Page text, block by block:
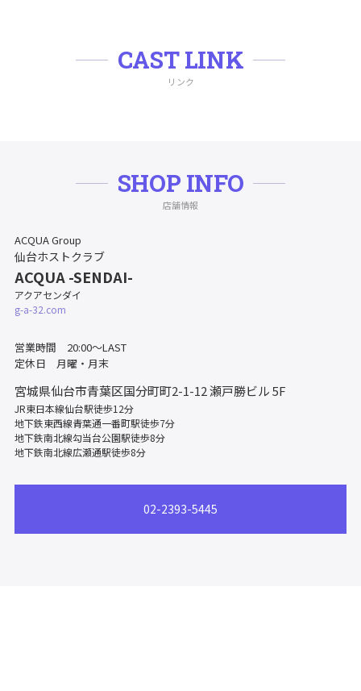
CAST LINK
リンク
SHOP INFO
店舗情報
ACQUA Group
仙台ホストクラブ
ACQUA -SENDAI-
アクアセンダイ
g-a-32.com
営業時間 20:00～LAST
定休日 月曜・月末
宮城県仙台市青葉区国分町町2-1-12瀬戸勝ビル 5F
JR東日本線仙台駅徒歩12分
地下鉄東西線青葉通一番町駅徒歩7分
地下鉄南北線勾当台公園駅徒歩8分
地下鉄南北線広瀬通駅徒歩8分
02-2393-5445